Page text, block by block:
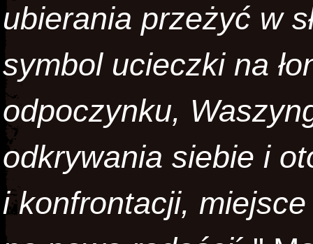
ubierania przeżyć w
symbol ucieczki na
odpoczynku,
odkrywania siebie i
i konfrontacji,